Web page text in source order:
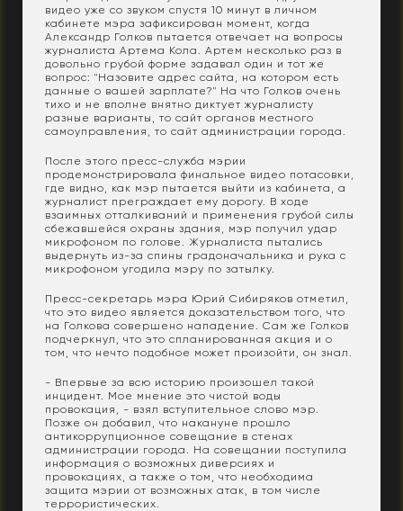
видео уже со звуком спустя 10 минут в личном
кабинете мэра зафиксирован момент, когда
Александр Голков пытается отвечает на вопросы
журналиста Артема Кола. Артем несколько раз в
довольно грубой форме задавал один и тот же
вопрос: "Назовите адрес сайта, на котором есть
данные о вашей зарплате?" На что Голков очень
тихо и не вполне внятно диктует журналисту
разные варианты, то сайт органов местного
самоуправления, то сайт администрации города.
После этого пресс-служба мэрии
продемонстрировала финальное видео потасовки,
где видно, как мэр пытается выйти из кабинета, а
журналист преграждает ему дорогу. В ходе
взаимных отталкиваний и применения грубой силы
сбежавшейся охраны здания, мэр получил удар
микрофоном по голове. Журналиста пытались
выдернуть из-за спины градоначальника и рука с
микрофоном угодила мэру по затылку.
Пресс-секретарь мэра Юрий Сибиряков отметил,
что это видео является доказательством того, что
на Голкова совершено нападение. Сам же Голков
подчеркнул, что это спланированная акция и о
том, что нечто подобное может произойти, он знал.
- Впервые за всю историю произошел такой
инцидент. Мое мнение это чистой воды
провокация, - взял вступительное слово мэр.
Позже он добавил, что накануне прошло
антикоррупционное совещание в стенах
администрации города. На совещании поступила
информация о возможных диверсиях и
провокациях, а также о том, что необходима
защита мэрии от возможных атак, в том числе
террористических.